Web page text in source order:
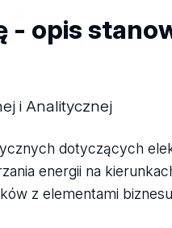
- opis
i Analitycznej
dotyczących
energii na
z elementami